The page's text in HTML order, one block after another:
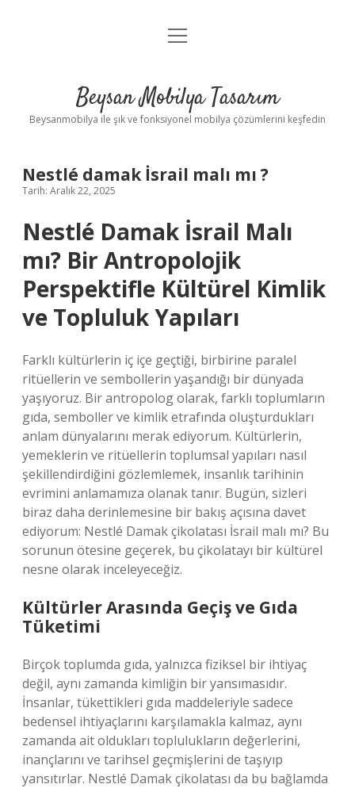
Anasayfa
Yasal Uyarı
menüyü
Beysan Mobilya Tasarım
Beysanmobilya ile şık ve fonksiyonel mobilya çözümlerini keşfedin
Nestlé damak İsrail malı mı ?
Tarih: Aralık 22, 2025
Nestlé Damak İsrail Malı
mı? Bir Antropolojik
Perspektifle Kültürel Kimlik
ve Topluluk Yapıları
Farklı kültürlerin iç içe geçtiği, birbirine paralel
ritüellerin ve sembollerin yaşandığı bir dünyada
yaşıyoruz. Bir antropolog olarak, farklı toplumların
gıda, semboller ve kimlik etrafında oluşturdukları
anlam dünyalarını merak ediyorum. Kültürlerin,
yemeklerin ve ritüellerin toplumsal yapıları nasıl
şekillendirdiğini gözlemlemek, insanlık tarihinin
evrimini anlamamıza olanak tanır. Bugün, sizleri
biraz daha derinlemesine bir bakış açısına davet
ediyorum: Nestlé Damak çikolatası İsrail malı mı? Bu
sorunun ötesine geçerek, bu çikolatayı bir kültürel
nesne olarak inceleyeceğiz.
Kültürler Arasında Geçiş ve Gıda
Tüketimi
Birçok toplumda gıda, yalnızca fiziksel bir ihtiyaç
değil, aynı zamanda kimliğin bir yansımasıdır.
İnsanlar, tükettikleri gıda maddeleriyle sadece
bedensel ihtiyaçlarını karşılamakla kalmaz, aynı
zamanda ait oldukları toplulukların değerlerini,
inançlarını ve tarihsel geçmişlerini de taşıyıp
yansıtırlar. Nestlé Damak çikolatası da bu bağlamda